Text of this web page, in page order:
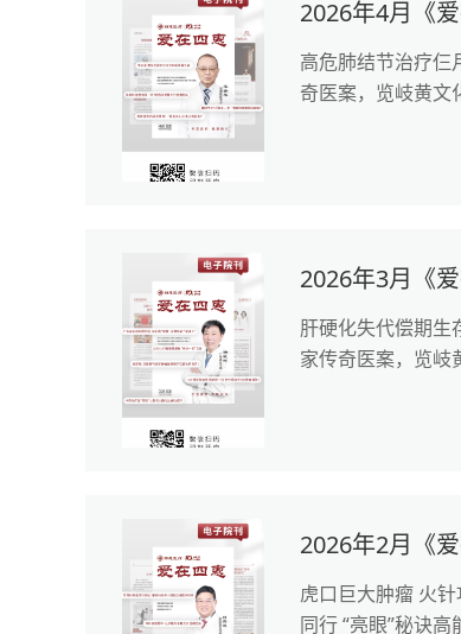
2026年4月《爱
高危肺结节治疗仨
奇医案，览岐黄文
2026年3月《爱
肝硬化失代偿期
家传奇医案，览岐
2026年2月《爱
虎口巨大肿瘤 火
同行 “亮眼”秘诀